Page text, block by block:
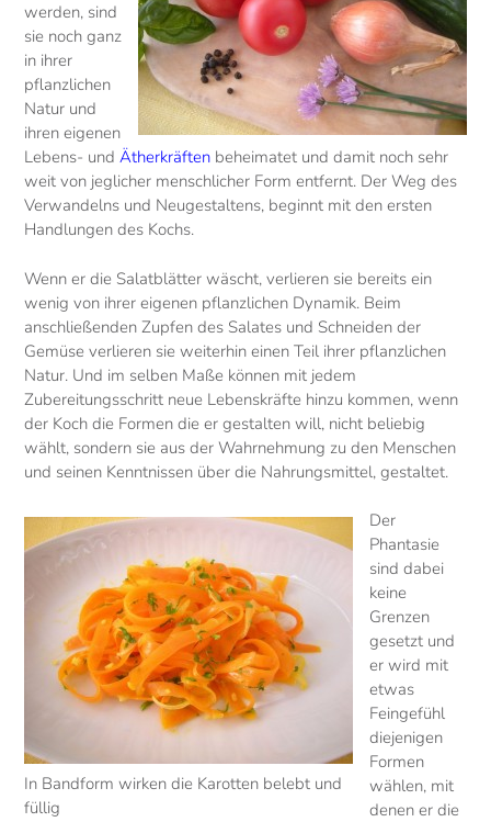
werden, sind
sie noch ganz
in ihrer
pflanzlichen
Natur und
ihren eigenen
Lebens- und Ätherkräften beheimatet und damit noch sehr
weit von jeglicher menschlicher Form entfernt. Der Weg des
Verwandelns und Neugestaltens, beginnt mit den ersten
Handlungen des Kochs.
Wenn er die Salatblätter wäscht, verlieren sie bereits ein
wenig von ihrer eigenen pflanzlichen Dynamik. Beim
anschließenden Zupfen des Salates und Schneiden der
Gemüse verlieren sie weiterhin einen Teil ihrer pflanzlichen
Natur. Und im selben Maße können mit jedem
Zubereitungsschritt neue Lebenskräfte hinzu kommen, wenn
der Koch die Formen die er gestalten will, nicht beliebig
wählt, sondern sie aus der Wahrnehmung zu den Menschen
und seinen Kenntnissen über die Nahrungsmittel, gestaltet.
In Bandform wirken die Karotten belebt und
füllig
Der
Phantasie
sind dabei
keine
Grenzen
gesetzt und
er wird mit
etwas
Feingefühl
diejenigen
Formen
wählen, mit
denen er die